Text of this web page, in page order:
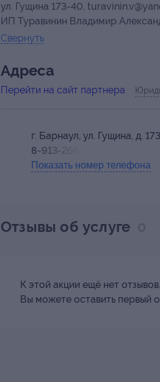
ул. Гущина 173-40,
ИП Туравинин Владимир
Свернуть
Адресa
Перейти на сайт партнера
г. Барнаул, ул. Гущина, д.
8-913-266-72-76
Показать номер телефона
Отзывы об услуге
К этой акции ещё нет отзывов.
Вы можете оставить первый